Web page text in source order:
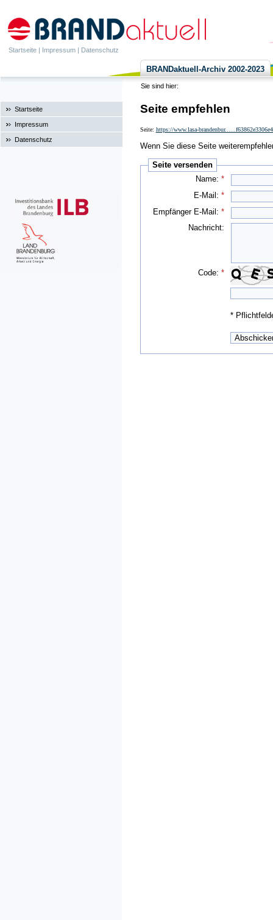
Startseite | Impressum | Datenschutz
BRANDaktuell-Archiv 2002-2023
Sie sind hier:
Startseite
Impressum
Datenschutz
Seite empfehlen
Seite: https://www.lasa-
Wenn Sie diese Seite
Seite versenden
Name:*
E-Mail:*
Empfänger E-Mail:*
Nachricht:
Code:*
*